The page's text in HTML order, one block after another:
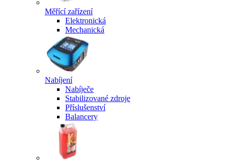
Měřící zařízení
Elektronická
Mechanická
Nabíjení
Nabíječe
Stabilizované zdroje
Příslušenství
Balancery